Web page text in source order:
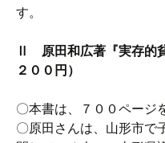
す。
Ⅱ 原田和広著『実存的
２００円）
〇本書は、７００ページ
〇原田さんは、山形市で